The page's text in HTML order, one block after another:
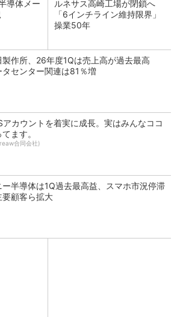
導体メー
ルネサス高崎工場が閉鎖へ
「6インチライン維持限界」
操業50年
製作所、26年度1Qは売上高が過去最高
タセンター関連は81％増
アカウントを着実に成長。実はみんなココ
ます。
合同会社)
ー半導体は1Q過去最高益、スマホ市況停滞
要顧客ら拡大